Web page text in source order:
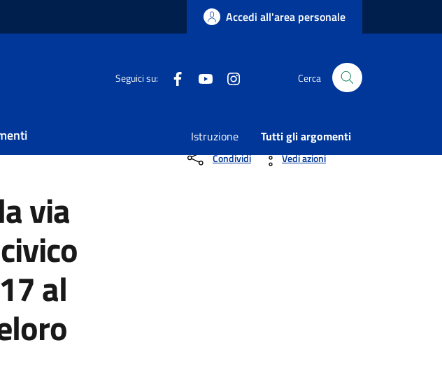
Accedi all'area personale
Seguici su: FacebookYoutube Cerca
Istruzione Tutti gli argomenti
civico n. 219 perioodo dal 03/10/2017 al 10/07/2019 richiedente
via
al
Condividi Vedi azioni